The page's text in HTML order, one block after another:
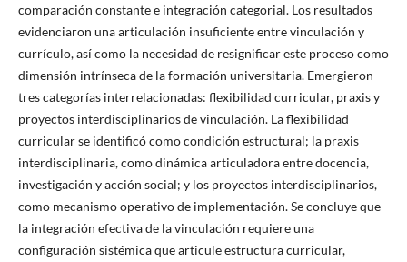
comparación constante e integración categorial. Los resultados
evidenciaron una articulación insuficiente entre vinculación y
currículo, así como la necesidad de resignificar este proceso como
dimensión intrínseca de la formación universitaria. Emergieron
tres categorías interrelacionadas: flexibilidad curricular, praxis y
proyectos interdisciplinarios de vinculación. La flexibilidad
curricular se identificó como condición estructural; la praxis
interdisciplinaria, como dinámica articuladora entre docencia,
investigación y acción social; y los proyectos interdisciplinarios,
como mecanismo operativo de implementación. Se concluye que
la integración efectiva de la vinculación requiere una
configuración sistémica que articule estructura curricular,